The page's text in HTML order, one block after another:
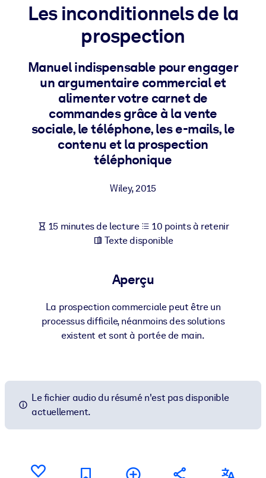
Intégrez des connaissances vérifiées et concises dans votre
LMS/LXP pour de meilleurs résultats d'apprentissage.
Pour bibliothèques d'entreprise
Enrichissez votre bibliothèque d'entreprise avec des
commerciales fiables et prêtes à l'emploi.
Pour les systèmes d’IA
Alimentez vos systèmes d'IA avec des connaissances fiables et
structurées pour améliorer les résultats.
Les inconditionnels de la
prospection
Manuel indispensable pour engager
un argumentaire commercial et
alimenter votre carnet de
commandes grâce à la vente
sociale, le téléphone, les e-mails, le
contenu et la prospection
téléphonique
Wiley,2015
15 minutes de lecture
10 points à retenir
Texte disponible
Aperçu
La prospection commerciale peut être un
processus difficile, néanmoins des solutions
existent et sont à portée de main.
Le fichier audio du résumé n'est pas disponible
actuellement.